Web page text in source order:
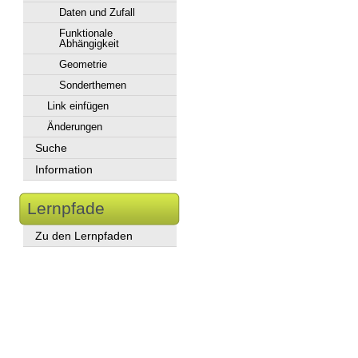
Daten und Zufall
Funktionale
Abhängigkeit
Geometrie
Sonderthemen
Link einfügen
Änderungen
Suche
Information
Lernpfade
Zu den Lernpfaden